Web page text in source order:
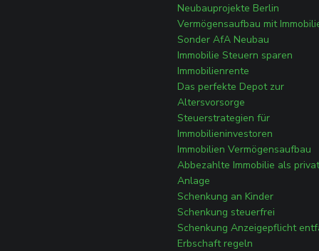
Neubauprojekte Berlin
Vermögensaufbau mit
Sonder AfA Neubau
Immobilie Steuern sparen
Immobilienrente
Das perfekte Depot zur
Altersvorsorge
Steuerstrategien für
Immobilieninvestoren
Immobilien Vermögensaufbau
Abbezahlte Immobilie als
Anlage
Schenkung an Kinder
Schenkung steuerfrei
Schenkung Anzeigepflicht
Erbschaft regeln